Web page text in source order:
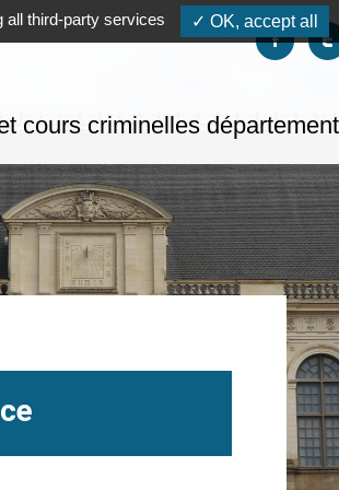
Suivez-
cours criminelles
all third-party services ✓ OK, accept all